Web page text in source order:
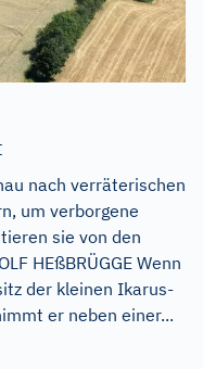
nach verräterischen
um verborgene
sie von den
HEßBRÜGGE Wenn
der kleinen Ikarus-
er neben einer...